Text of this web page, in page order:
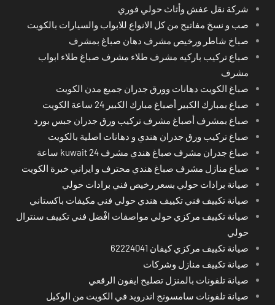
شركة نقل عفش وأثاث حولي فوري
صب و نسخ مفاتيح من كل الانواع للابواب والسيارات بالكويت
صباخ شاطر ورخيص مشرف دهان صباغ بمشرف
صباع تركيب باركيه مشرف طلاء مشرف صباغ طلاء ابواب
مشرف
صباغ الكويت دهانات وورق جدران جميع مدن الكويت
صباغ بمبارك الكبير أصباغ مبارك الكبير 24 ساعة الكويت
صباغ بمشرف أصباغ مشرف تركيب ورق جدران جبس بورد
صباغ تركيب ورق جدران هندي و دهانات اصلية بالكويت
صباغ جدران مشرف صباغ هندي مشرف kuwait 24 ساعة
صباغ منازل مشرف صباغ هندي محترف و ايراني خبرة الكويت
صيانة برادات حولي بسعر رخيص فني برادات حولي
صيانة تكييف فني تكييف هندي حولي فني مكيفات باكستاني
صيانة تكييف مركزي حولي مواصفات افْضل فني تكييف سنترال
حولي
صيانة تكييف مركزي كيفان 62224041
صيانة تكييف منازل وشركات
صيانة تلفونات بالمنزل تصليح ايفون الرقعي
صيانة تلفونات سامسونج اندرويد في الكويت من الوكيل